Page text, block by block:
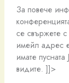
За повече
се свържете
имейл адрес
имате
видите. ]]>